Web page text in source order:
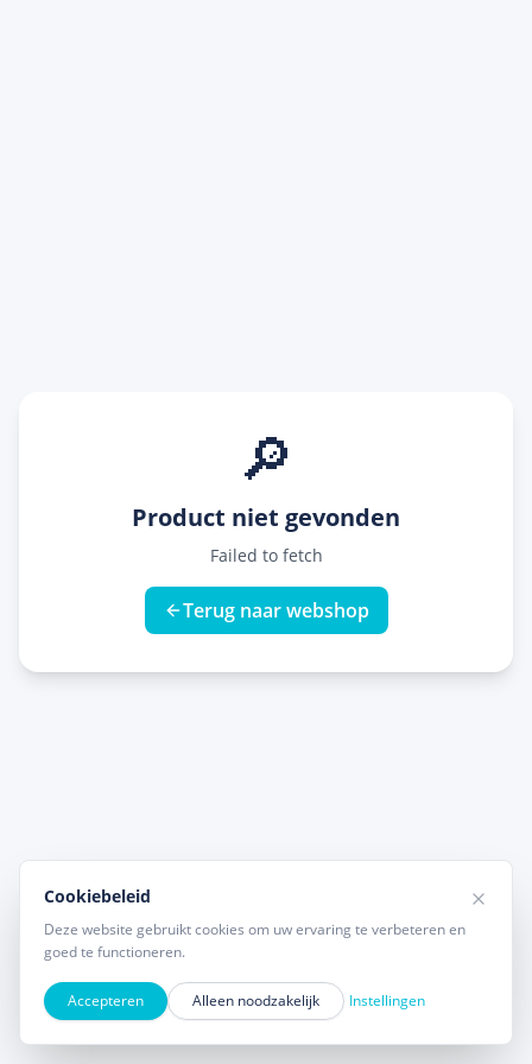
🔎
Product niet gevonden
Failed to fetch
Terug naar webshop
Cookiebeleid
Deze website gebruikt cookies om uw ervaring te verbeteren en
goed te functioneren.
Accepteren Alleen noodzakelijk Instellingen